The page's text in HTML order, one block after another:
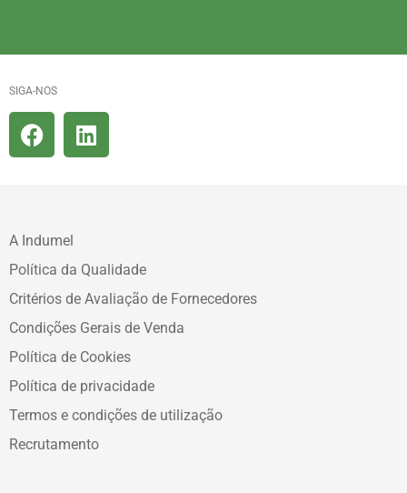
SIGA-NOS
A Indumel
Política da Qualidade
Critérios de Avaliação de Fornecedores
Condições Gerais de Venda
Política de Cookies
Política de privacidade
Termos e condições de utilização
Recrutamento